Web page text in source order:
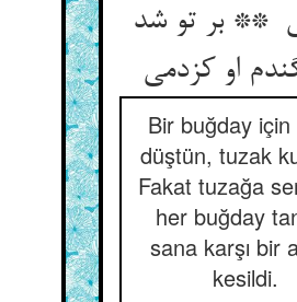
** بر تو شد
Bir buğday için
düştün, tuzak
Fakat tuzağa
her buğday
sana karşı bir
kesildi.